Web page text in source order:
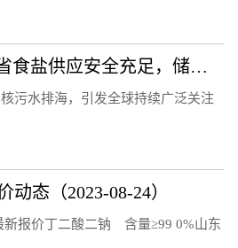
不必“囤盐”！广东省食盐供应安全充足，储备量达10.8万吨
污水排海，引发全球持续广泛关注
态（2023-08-24）
新报价丁二酸二钠 含量≥99 0%山东